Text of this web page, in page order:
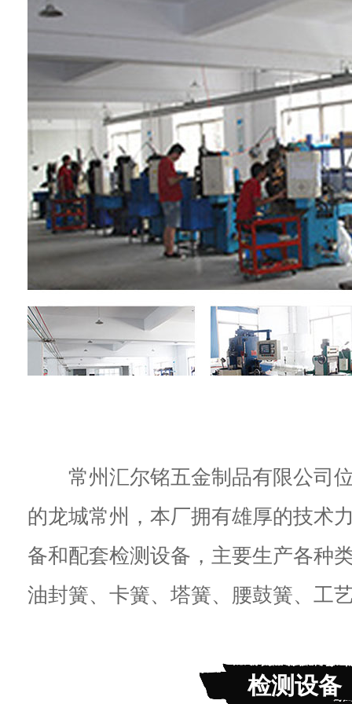
常州汇尔铭五金制品有限公司位
的龙城常州，本厂拥有雄厚的技术
备和配套检测设备，主要生产各种
油封簧、卡簧、塔簧、腰鼓簧、工
检测设备